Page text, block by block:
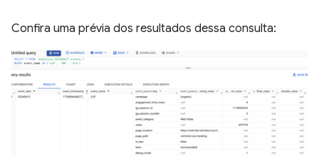
Confira uma prévia dos resultados dessa consulta: